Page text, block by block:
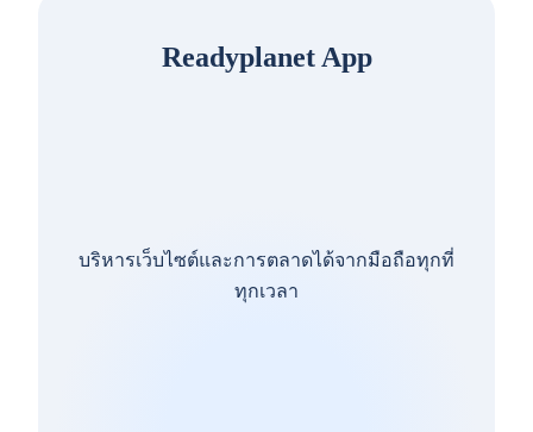
Readyplanet App
บริหารเว็บไซต์และการตลาดได้จากมือถือทุกที่
ทุกเวลา